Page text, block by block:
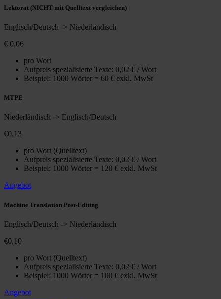
Lektorat (NICHT mit Quelltext vergleichen)
Englisch/Deutsch -> Niederländisch
€ 0,06
pro Wort
Aufpreis spezialisierte Texte: 0,02 € / Wort
Beispiel: 1000 Wörter = 60 € exkl. MwSt
MTPE
Niederländisch -> Englisch/Deutsch
€0,13
pro Wort (Quelltext)
Aufpreis spezialisierte Texte: 0,02 € / Wort
Beispiel: 1000 Wörter = 120 € exkl. MwSt
Angebot
Machine Translation Post-Editing
Englisch/Deutsch -> Niederländisch
€0,10
pro Wort (Quelltext)
Aufpreis spezialisierte Texte: 0,02 € / Wort
Beispiel: 1000 Wörter = 100 € exkl. MwSt
Angebot